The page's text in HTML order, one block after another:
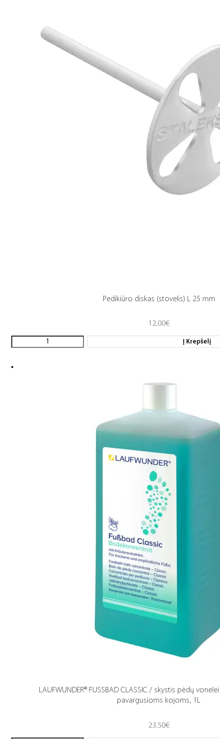
Pedikiūro diskas (stovelis) L 25 mm
12.00€
Į Krepšelį
LAUFWUNDER® FUSSBAD CLASSIC / skystis pėdų
pavargusioms kojoms, 1L
23.50€